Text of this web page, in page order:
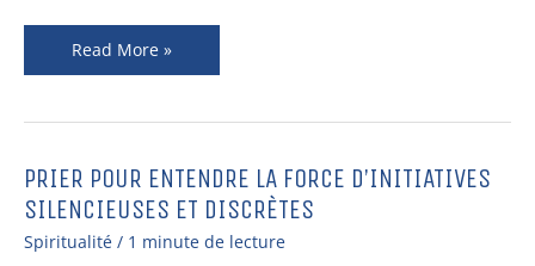
Read More »
PRIER POUR ENTENDRE LA FORCE D’INITIATIVES
SILENCIEUSES ET DISCRÈTES
Spiritualité / 1 minute de lecture
Prier
pour
la